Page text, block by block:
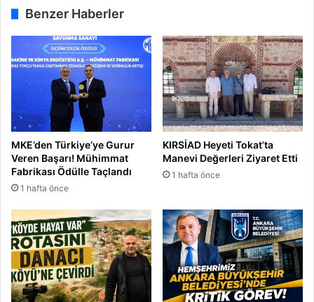
Benzer Haberler
MKE’den Türkiye’ye Gurur
Veren Başarı! Mühimmat
Fabrikası Ödülle Taçlandı
1 hafta önce
KIRSİAD Heyeti Tokat’ta
Manevi Değerleri Ziyaret Etti
1 hafta önce